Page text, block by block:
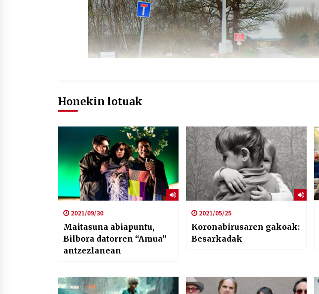
Honekin lotuak
2021/09/30
Maitasuna abiapuntu,
Bilbora datorren “Amua”
antzezlanean
2021/05/25
Koronabirusaren gakoak:
Besarkadak